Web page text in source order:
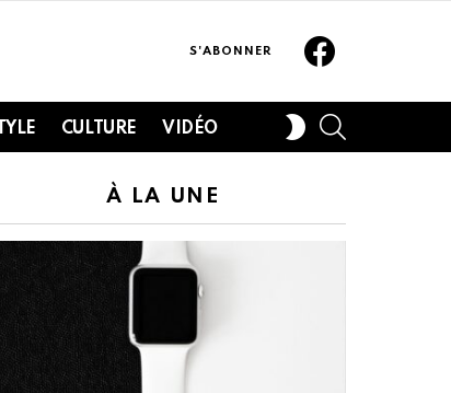
S'ABONNER
CULTURE VIDÉO
SWITCH
SKIN
À LA UNE